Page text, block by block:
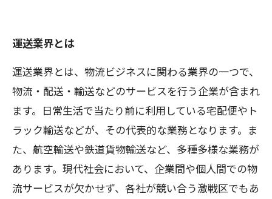
運送業界とは
運送業界とは、物流ビジネスに関わる業界の一つで、
物流・配送・輸送などのサービスを行う企業が含まれ
ます。日常生活で当たり前に利用している宅配便やト
ラック輸送などが、その代表的な業務となります。ま
た、航空輸送や鉄道貨物輸送など、多種多様な業務が
あります。現代社会において、企業間や個人間での物
流サービスが欠かせず、各社が競い合う激戦区でもあ